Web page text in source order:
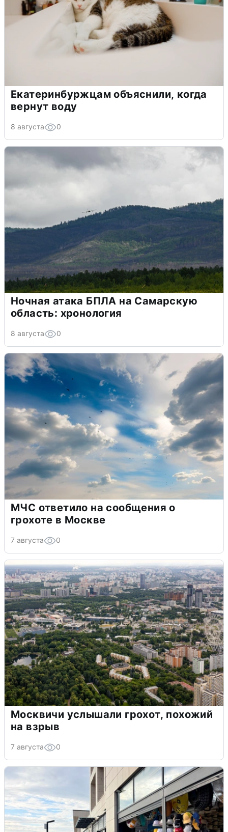
Екатеринбуржцам объяснили, когда
вернут воду
8 августа 0
Ночная атака БПЛА на Самарскую
область: хронология
8 августа 0
МЧС ответило на сообщения о
грохоте в Москве
7 августа 0
Москвичи услышали грохот, похожий
на взрыв
7 августа 0